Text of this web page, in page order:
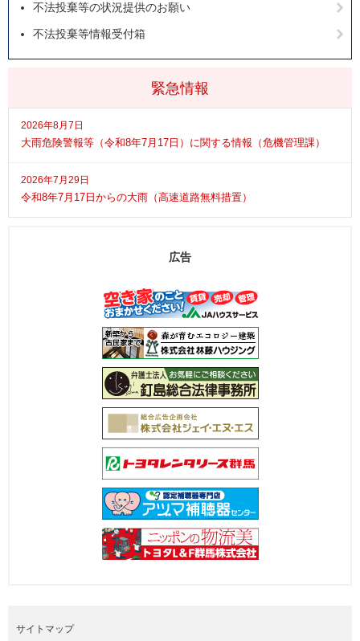
緊急情報
2026年8月7日
大雨危険警報等（令和8年7月17日）に関する情報（危機管理課）
2026年7月29日
令和8年7月17日からの大雨（高速道路無料措置）
不法投棄等の状況提供のお願い
不法投棄等情報受付箱
広告
サイトマップ